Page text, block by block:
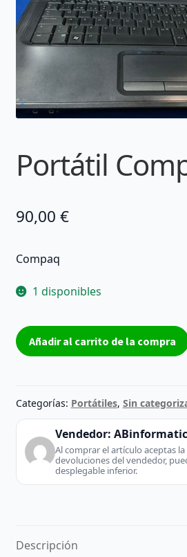
Portátil
90,00 €
Compaq
1 disponibles
Portátil
Compaq
Añadir al carrito de la compra
Categorías: Portátiles, Sin
Vendedor:
Al comprar el artículo aceptas
devoluciones del vendedor,
desplegable inferior.
Descripción